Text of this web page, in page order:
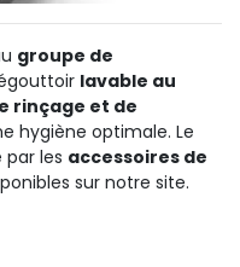
groupe de
lavable au
rinçage et de
hygiène optimale. Le
les accessoires de
sur notre site.